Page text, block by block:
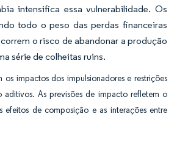
intensifica essa vulnerabilidade. Os
todo o peso das perdas financeiras
o risco de abandonar a produção
série de colheitas ruins.
os impactos dos impulsionadores e restrições
aditivos. As previsões de impacto refletem o
efeitos de composição e as interações entre